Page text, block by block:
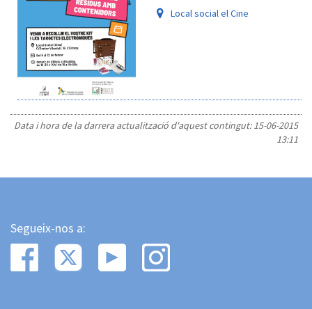
Local social el Cine
Data i hora de la darrera actualització d'aquest contingut:15-06-2015
13:11
Segueix-nos a: